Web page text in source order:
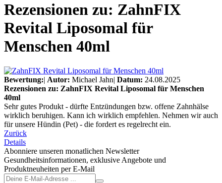
Rezensionen zu: ZahnFIX
Revital Liposomal für
Menschen 40ml
Bewertung:| Autor: Michael Jahn| Datum: 24.08.2025
Rezensionen zu: ZahnFIX Revital Liposomal für Menschen
40ml
Sehr gutes Produkt - dürfte Entzündungen bzw. offene Zahnhälse
wirklich beruhigen. Kann ich wirklich empfehlen. Nehmen wir auch
für unsere Hündin (Pet) - die fordert es regelrecht ein.
Zurück
Details
Abonniere unseren monatlichen Newsletter
Gesundheitsinformationen, exklusive Angebote und
Produktneuheiten per E-Mail